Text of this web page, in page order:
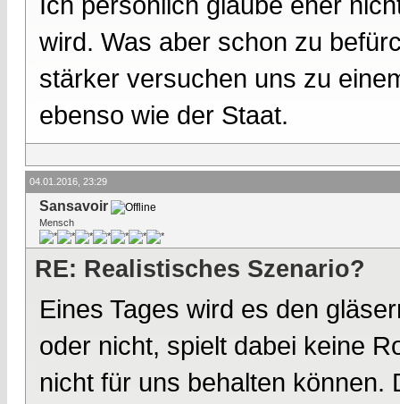
wird. Was aber schon zu
stärker versuchen uns zu
ebenso wie der Staat.
04.01.2016, 23:29
Sansavoir
Mensch
RE: Realistisches Szenario?
Eines Tages wird es den
oder nicht, spielt dabei keine
nicht für uns behalten können.